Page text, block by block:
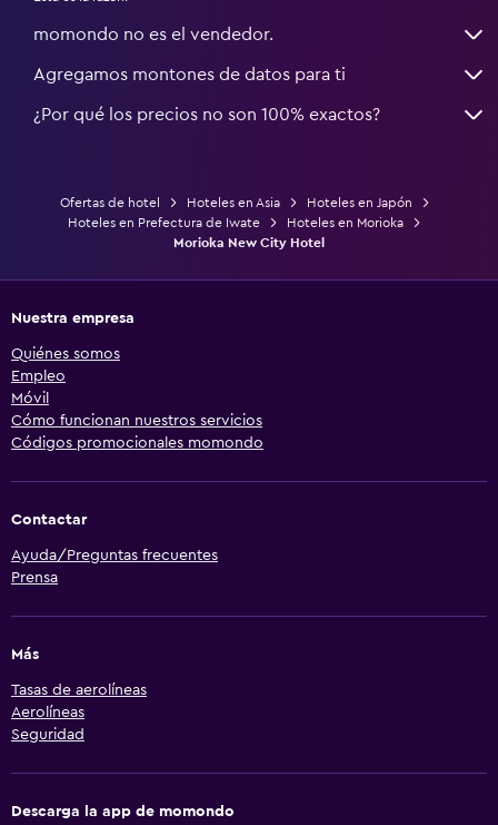
momondo no es el vendedor.
Agregamos montones de datos para ti
¿Por qué los precios no son 100% exactos?
Ofertas de hotel Hoteles en Asia
Hoteles en Japón
Hoteles en Prefectura de Iwate
Hoteles en Morioka
Morioka New City Hotel
Nuestra empresa
Quiénes somos
Empleo
Móvil
Cómo funcionan nuestros servicios
Códigos promocionales momondo
Contactar
Ayuda/Preguntas frecuentes
Prensa
Más
Tasas de aerolíneas
Aerolíneas
Seguridad
Descarga la app de momondo